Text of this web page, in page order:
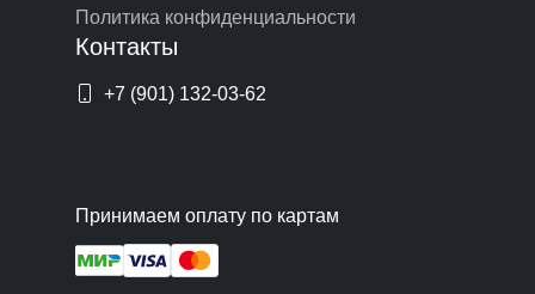
Политика конфиденциальности
Контакты
+7 (901) 132-03-62
Принимаем оплату по картам